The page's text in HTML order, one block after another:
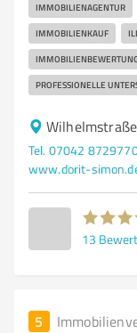
IMMOBILIENAGENTUR
IMMOBILIENKAUF
PROFESSIONELLE
Tel. 07042
www.dorit-
13
5